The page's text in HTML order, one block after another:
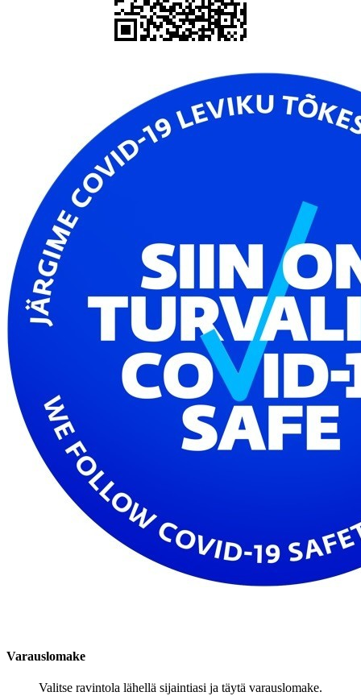
Varauslomake
Valitse ravintola lähellä sijaintiasi ja täytä varauslomake.